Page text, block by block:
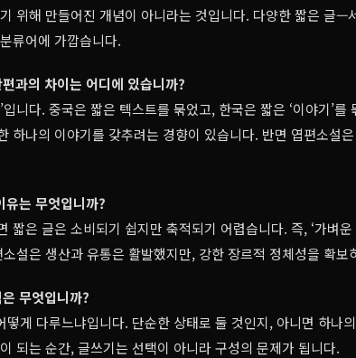
위해 만들어진 개념이 아니라는 것입니다. 다양한 짧은 글
류어에 가깝습니다.
과의 차이는 어디에 있습니까?
입니다. 중국은 짧은 텍스트를 묶었고, 한국은 짧은 ‘이야기’를
하나의 이야기를 갖추려는 경향이 있습니다. 반면 엽편소설
는 무엇입니까?
짧은 글은 소비되기 쉽지만 축적되기 어렵습니다. 즉, ‘가벼운
설은 생산과 유통은 활발했지만, 강한 장르적 정체성을 확보
무엇입니까?
떻게 다루느냐입니다. 단순한 상태로 둘 것인지, 아니면 하나
되는 순간, 글쓰기는 선택이 아니라 구성의 문제가 됩니다.